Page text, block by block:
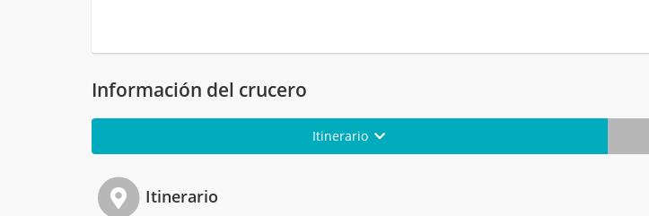
Información del crucero
Itinerario
Itinerario